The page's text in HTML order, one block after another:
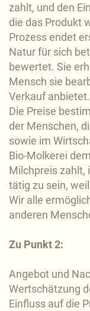
zahlt, und den
die das Produkt
Prozess endet
Natur für sich
bewertet. Sie
Mensch sie
Verkauf anbietet.
Die Preise
der Menschen,
sowie im
Bio-Molkerei
Milchpreis zahlt,
tätig zu sein,
Wir alle
anderen
Zu Punkt 2:
Angebot und
Wertschätzung
Einfluss auf die